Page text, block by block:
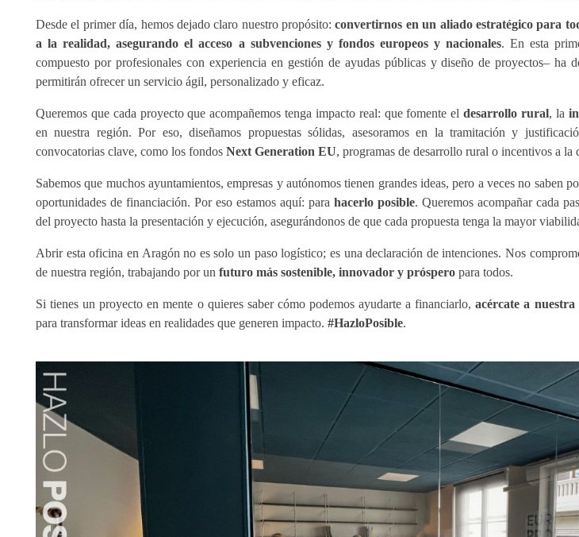
Desde el primer día, hemos dejado claro nuestro propósito:convertirnos en un aliado estratégico para
a la realidad, asegurando el acceso a subvenciones y fondos europeos y nacionales. En esta
compuesto por profesionales con experiencia en gestión de ayudas públicas y diseño de proyectos– ha
permitirán ofrecer un servicio ágil, personalizado y eficaz.
Queremos que cada proyecto que acompañemos tenga impacto real: que fomente eldesarrollo rural, la
en nuestra región. Por eso, diseñamos propuestas sólidas, asesoramos en la tramitación y
convocatorias clave, como los fondos Next Generation EU, programas de desarrollo rural o incentivos a
Sabemos que muchos ayuntamientos, empresas y autónomos tienen grandes ideas, pero a veces no saben
oportunidades de financiación. Por eso estamos aquí: para hacerlo posible. Queremos acompañar cada
del proyecto hasta la presentación y ejecución, asegurándonos de que cada propuesta tenga la mayor
Abrir esta oficina en Aragón no es solo un paso logístico; es una declaración de intenciones. Nos
de nuestra región, trabajando por un futuro más sostenible, innovador y próspero para todos.
Si tienes un proyecto en mente o quieres saber cómo podemos ayudarte a financiarlo,acércate a nuestra
para transformar ideas en realidades que generen impacto. #HazloPosible.